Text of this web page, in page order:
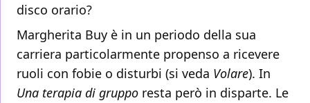
disco orario?
Margherita Buy è in un periodo della sua
carriera particolarmente propenso a ricevere
ruoli con fobie o disturbi (si veda Volare). In
Una terapia di gruppo resta però in disparte. Le